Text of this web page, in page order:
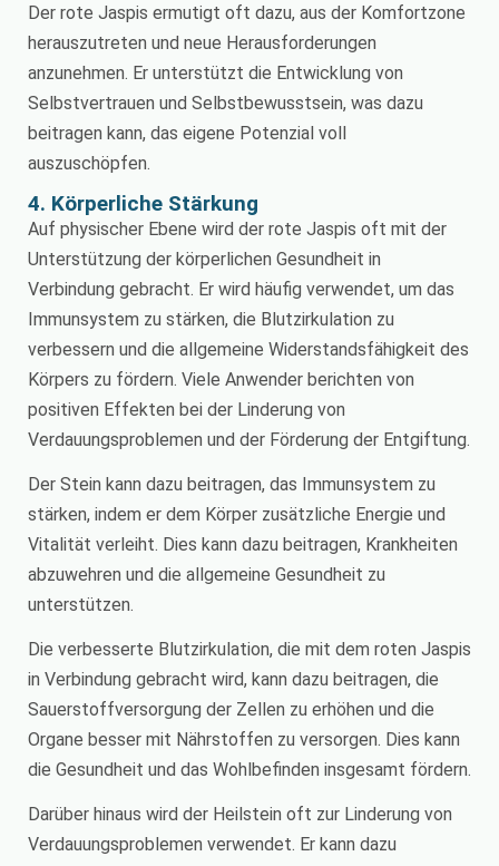
Der rote Jaspis ermutigt oft dazu, aus der Komfortzone
herauszutreten und neue Herausforderungen
anzunehmen. Er unterstützt die Entwicklung von
Selbstvertrauen und Selbstbewusstsein, was dazu
beitragen kann, das eigene Potenzial voll
auszuschöpfen.
4. Körperliche Stärkung
Auf physischer Ebene wird der rote Jaspis oft mit der
Unterstützung der körperlichen Gesundheit in
Verbindung gebracht. Er wird häufig verwendet, um das
Immunsystem zu stärken, die Blutzirkulation zu
verbessern und die allgemeine Widerstandsfähigkeit des
Körpers zu fördern. Viele Anwender berichten von
positiven Effekten bei der Linderung von
Verdauungsproblemen und der Förderung der Entgiftung.
Der Stein kann dazu beitragen, das Immunsystem zu
stärken, indem er dem Körper zusätzliche Energie und
Vitalität verleiht. Dies kann dazu beitragen, Krankheiten
abzuwehren und die allgemeine Gesundheit zu
unterstützen.
Die verbesserte Blutzirkulation, die mit dem roten Jaspis
in Verbindung gebracht wird, kann dazu beitragen, die
Sauerstoffversorgung der Zellen zu erhöhen und die
Organe besser mit Nährstoffen zu versorgen. Dies kann
die Gesundheit und das Wohlbefinden insgesamt fördern.
Darüber hinaus wird der Heilstein oft zur Linderung von
Verdauungsproblemen verwendet. Er kann dazu